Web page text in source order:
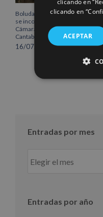
Boluda Corporación Marítima
se incorpora al Pleno de la
Cámara de Comercio de
Cantabria
16/07/2026
Entradas por mes
por
Entradas por año
clicando en
ACEPTAR